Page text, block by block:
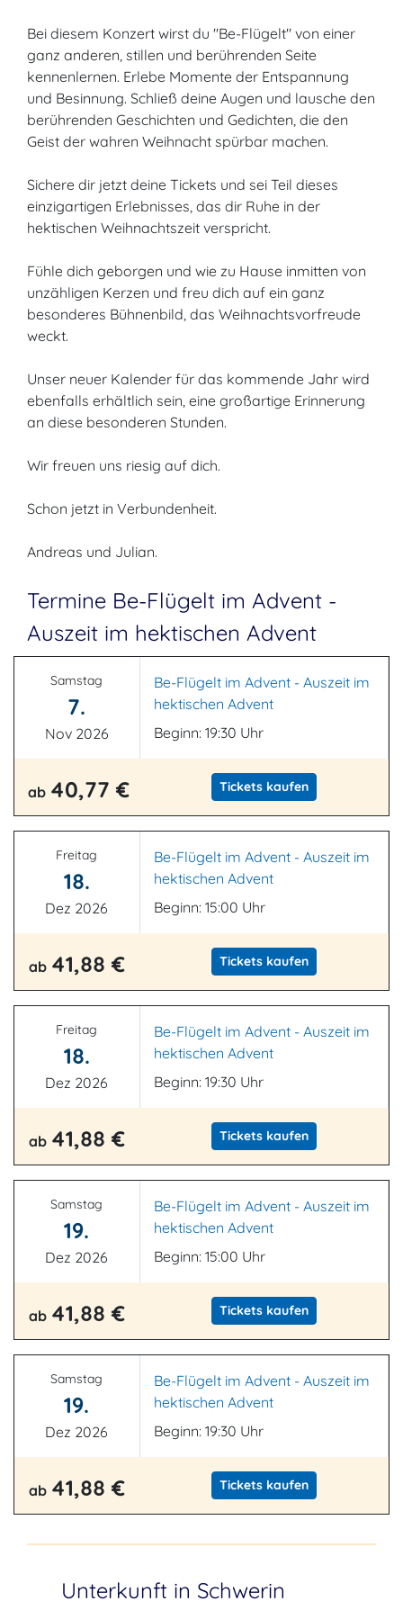
Bei diesem Konzert wirst du "Be-Flügelt" von einer
ganz anderen, stillen und berührenden Seite
kennenlernen. Erlebe Momente der Entspannung
und Besinnung. Schließ deine Augen und lausche den
berührenden Geschichten und Gedichten, die den
Geist der wahren Weihnacht spürbar machen.
Sichere dir jetzt deine Tickets und sei Teil dieses
einzigartigen Erlebnisses, das dir Ruhe in der
hektischen Weihnachtszeit verspricht.
Fühle dich geborgen und wie zu Hause inmitten von
unzähligen Kerzen und freu dich auf ein ganz
besonderes Bühnenbild, das Weihnachtsvorfreude
weckt.
Unser neuer Kalender für das kommende Jahr wird
ebenfalls erhältlich sein, eine großartige Erinnerung
an diese besonderen Stunden.
Wir freuen uns riesig auf dich.
Schon jetzt in Verbundenheit.
Andreas und Julian.
Termine Be-Flügelt im Advent -
Auszeit im hektischen Advent
Samstag
7.
Nov 2026
Be-Flügelt im Advent - Auszeit im
hektischen Advent
Beginn: 19:30 Uhr
ab 40,77 € Tickets kaufen
Freitag
18.
Dez 2026
Be-Flügelt im Advent - Auszeit im
hektischen Advent
Beginn: 15:00 Uhr
ab 41,88 € Tickets kaufen
Freitag
18.
Dez 2026
Be-Flügelt im Advent - Auszeit im
hektischen Advent
Beginn: 19:30 Uhr
ab 41,88 € Tickets kaufen
Samstag
19.
Dez 2026
Be-Flügelt im Advent - Auszeit im
hektischen Advent
Beginn: 15:00 Uhr
ab 41,88 € Tickets kaufen
Samstag
19.
Dez 2026
Be-Flügelt im Advent - Auszeit im
hektischen Advent
Beginn: 19:30 Uhr
ab 41,88 € Tickets kaufen
Unterkunft in Schwerin